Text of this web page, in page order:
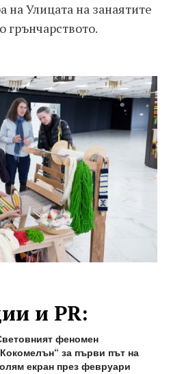
на Улицата на занаятите
грънчарството.
и PR:
феномен
за първи път на
екран през февруари